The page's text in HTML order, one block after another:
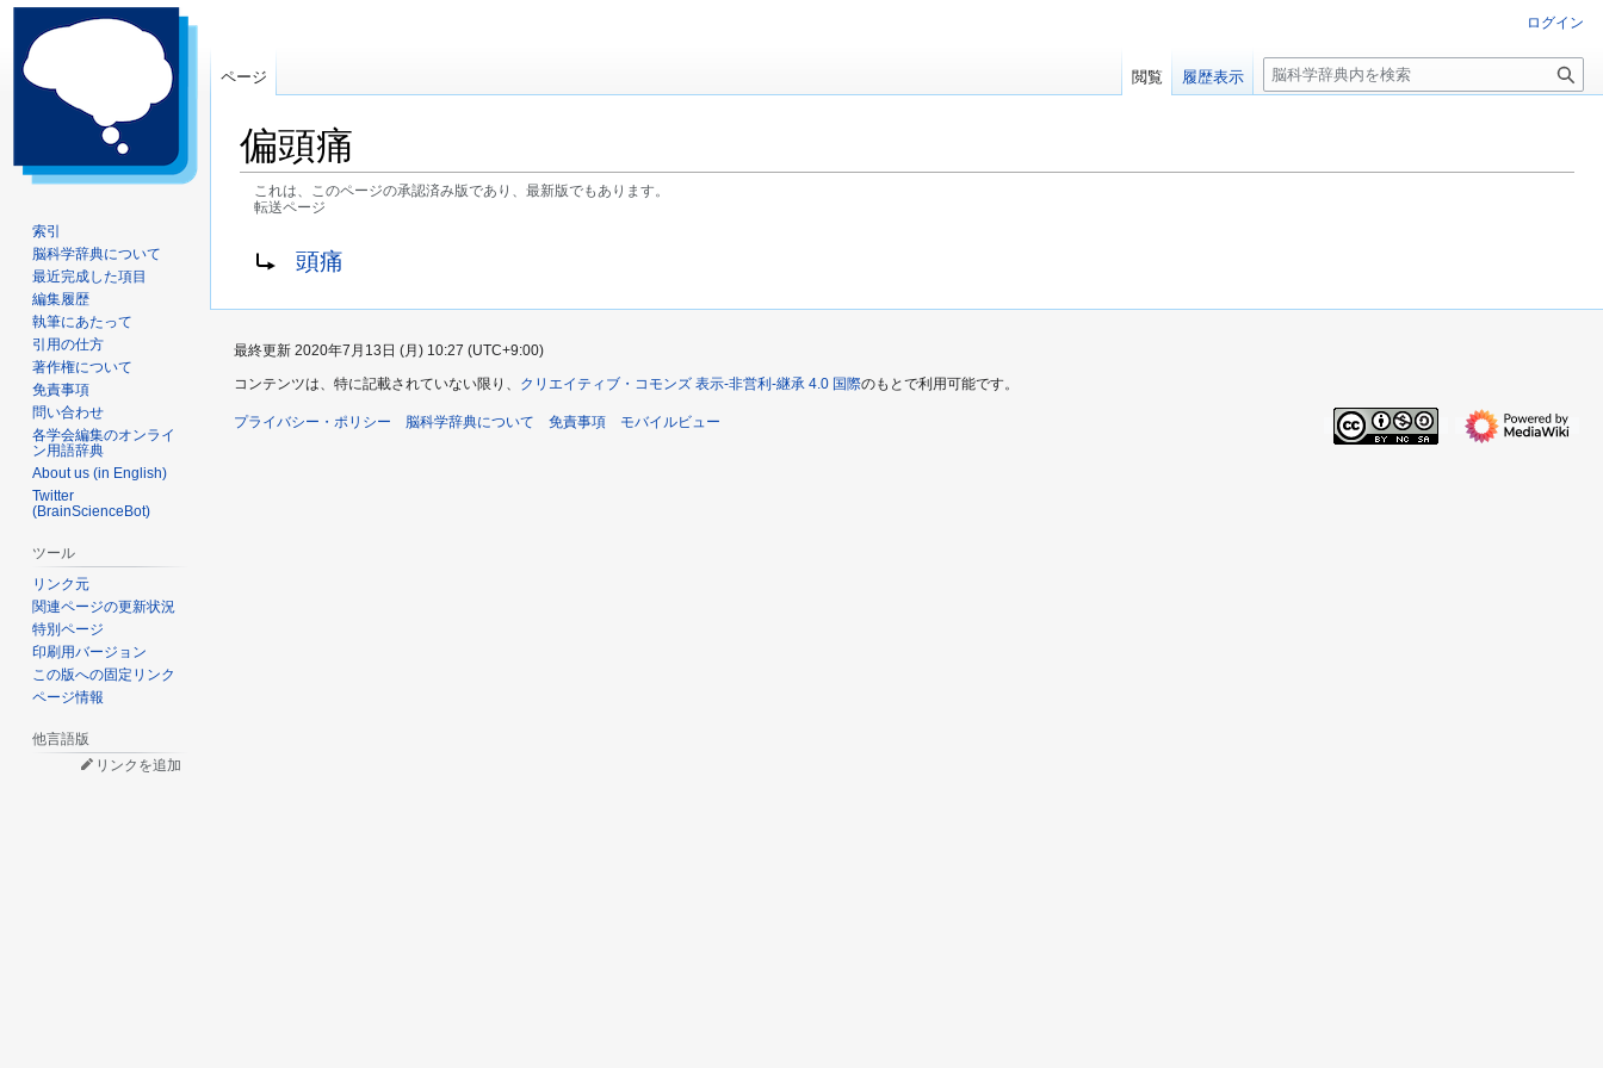
偏頭痛
これは、このページの承認済み版であり、最新版でもあります。
転送ページ
シ
ョ
に
動
転送先: 頭痛
ログイン
ページ 閲覧 履歴表示
検
索
索引
脳科学辞典について
最近完成した項目
編集履歴
執筆にあたって
引用の仕方
著作権について
免責事項
問い合わせ
各学会編集のオンライ
ン用語辞典
About us (in English)
Twitter
(BrainScienceBot)
ツール
リンク元
関連ページの更新状況
特別ページ
印刷用バージョン
この版への固定リンク
ページ情報
他言語版
リンクを追加
最終更新 2020年7月13日 (月) 10:27 (UTC+9:00)
コンテンツは、特に記載されていない限り、 クリエイティブ・コモンズ 表示-非営利-継承 4.0 国際のもとで利用可能です。
プライバシー・ポリシー 脳科学辞典について 免責事項 モバイルビュー